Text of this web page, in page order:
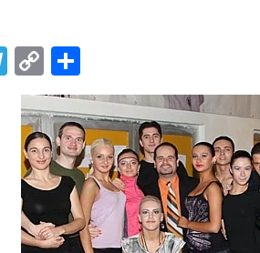
T
el
e
gr
a
m
C
o
p
y
Li
k
ar
ta
je
a
z
ă